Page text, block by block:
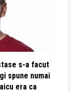
s-a facut
spune numai
era ca